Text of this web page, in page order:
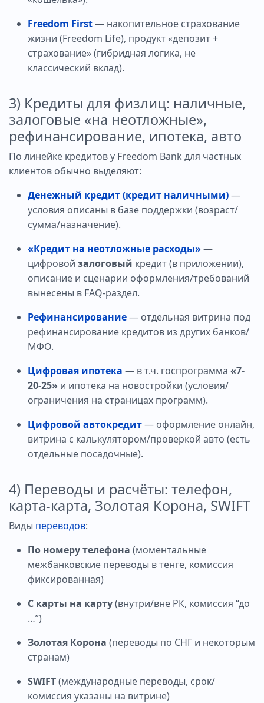
Freedom First— накопительное страхование
жизни (Freedom Life), продукт «депозит +
страхование» (гибридная логика, не
классический вклад).
3) Кредиты для физлиц: наличные,
залоговые «на неотложные»,
рефинансирование, ипотека, авто
По линейке кредитов у Freedom Bank для частных
клиентов обычно выделяют:
Денежный кредит (кредит наличными)—
условия описаны в базе поддержки (возраст/
сумма/назначение).
«Кредит на неотложные расходы»—
цифровой залоговый кредит (в приложении),
описание и сценарии оформления/требований
вынесены в FAQ-раздел.
Рефинансирование— отдельная витрина под
рефинансирование кредитов из других банков/
МФО.
Цифровая ипотека — в т.ч. госпрограмма «7-
20-25» и ипотека на новостройки (условия/
ограничения на страницах программ).
Цифровой автокредит— оформление онлайн,
витрина с калькулятором/проверкой авто (есть
отдельные посадочные).
4) Переводы и расчёты: телефон,
карта-карта, Золотая Корона, SWIFT
Виды переводов:
По номеру телефона (моментальные
межбанковские переводы в тенге, комиссия
фиксированная)
С карты на карту(внутри/вне РК, комиссия “до
…”)
Золотая Корона (переводы по СНГ и некоторым
странам)
SWIFT(международные переводы, срок/
комиссия указаны на витрине)